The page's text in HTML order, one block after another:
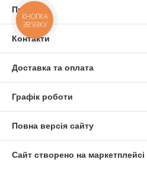
Про нас
Контакти
Доставка та оплата
Графік роботи
Повна версія сайту
Сайт створено на маркетплейсі
КНОПКА
ЗВ'ЯЗКУ